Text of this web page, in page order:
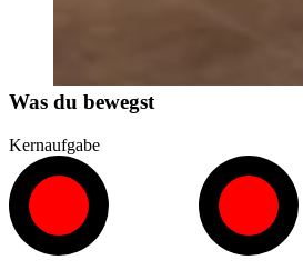
Was du bewegst
Kernaufgabe